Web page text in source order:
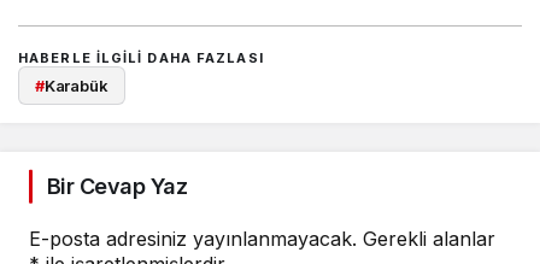
HABERLE ILGILI DAHA FAZLASI
#Karabük
Bir Cevap Yaz
E-posta adresiniz yayınlanmayacak. Gerekli alanlar